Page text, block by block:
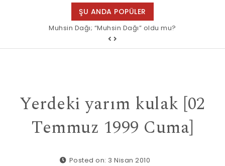
navigation
ŞU ANDA POPÜLER
Muhsin Dağı; “Muhsin Dağı” oldu mu?
Allah bir, dese sözüne inanır mısın?
Yerdeki yarım kulak [02
Temmuz 1999 Cuma]
Posted on: 3 Nisan 2010